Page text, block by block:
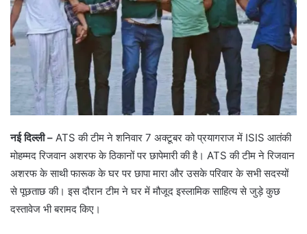
नई दिल्ली – ATS की टीम ने शनिवार 7 अक्टूबर को प्रयागराज में ISIS आतंकी
मोहम्मद रिजवान अशरफ के ठिकानों पर छापेमारी की है। ATS की टीम ने रिजवान
अशरफ के साथी फारूक के घर पर छापा मारा और उसके परिवार के सभी सदस्यों
से पूछताछ की। इस दौरान टीम ने घर में मौजूद इस्लामिक साहित्य से जुड़े कुछ
दस्तावेज भी बरामद किए।